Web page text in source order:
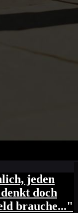
jeden
doch
brauche..."